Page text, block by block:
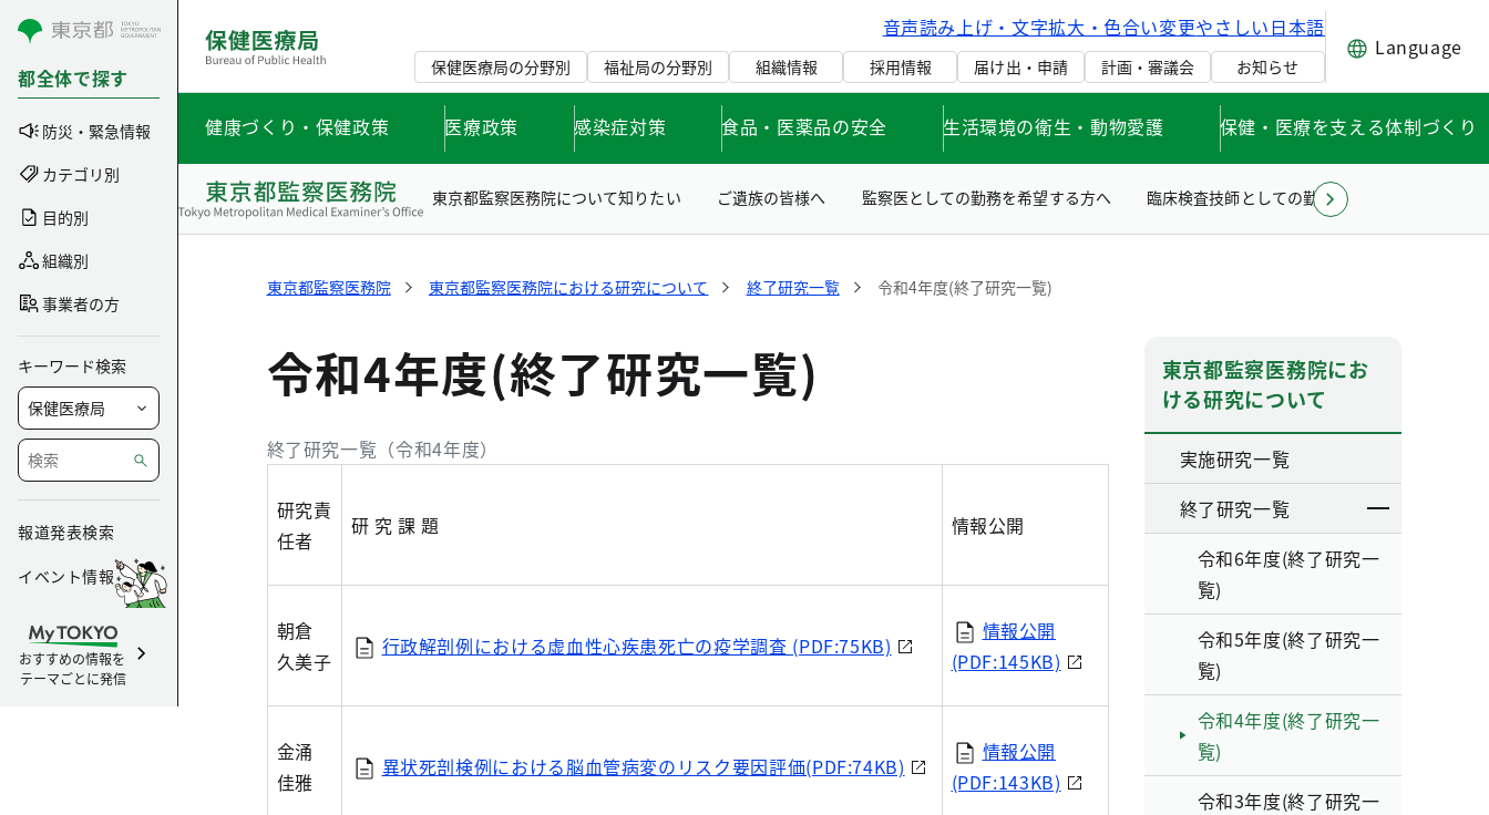
コンテンツにスキップ
都全体で探す
防災・緊急情報
カテゴリ別
目的別
組織別
事業者の方
キーワード検索
報道発表検索
イベント情報
おすすめの情報を
テーマごとに発信
音声読み上げ・文字拡大・色合い変更やさしい日本語
保健医療局の分野別 福祉局の分野別 組織情報 採用情報 届け出・申請 計画・審議会 お知らせ
Language
健康づくり・保健政策 医療政策 感染症対策 食品・医薬品の安全 生活環境の衛生・動物愛護 保健・医療を支える体制づくり
東京都監察医務院について知りたい ご遺族の皆様へ 監察医としての勤務を希望する方へ 臨床検査技師としての勤務を希望する方へ
東京都監察医務院 東京都監察医務院における研究について 終了研究一覧 令和4年度(終了研究一覧)
令和4年度(終了研究一覧)
終了研究一覧（令和4年度）
研究責
任者
研 究 課 題 情報公開
朝倉
久美子
行政解剖例における虚血性心疾患死亡の疫学調査 (PDF:75KB)
情報公開
(PDF:145KB)
金涌
佳雅
異状死剖検例における脳血管病変のリスク要因評価(PDF:74KB)
情報公開
(PDF:143KB)
東京都監察医務院にお
ける研究について
実施研究一覧
終了研究一覧
令和6年度(終了研究一
覧)
令和5年度(終了研究一
覧)
令和4年度(終了研究一
覧)
令和3年度(終了研究一